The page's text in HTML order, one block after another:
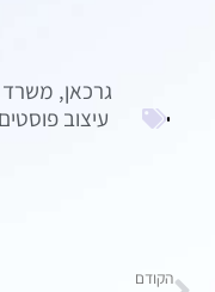
גרכאן, משרד
עיצוב פוסטים
הקודם